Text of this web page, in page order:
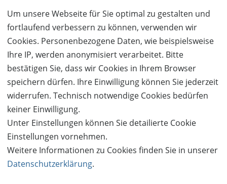
Um unsere Webseite für Sie optimal zu gestalten und
fortlaufend verbessern zu können, verwenden wir
Cookies. Personenbezogene Daten, wie beispielsweise
Ihre IP, werden anonymisiert verarbeitet. Bitte
bestätigen Sie, dass wir Cookies in Ihrem Browser
speichern dürfen. Ihre Einwilligung können Sie jederzeit
widerrufen. Technisch notwendige Cookies bedürfen
keiner Einwilligung.
Unter Einstellungen können Sie detailierte Cookie
Einstellungen vornehmen.
Weitere Informationen zu Cookies finden Sie in unserer
Datenschutzerklärung.
Vergangene Angebote
AUSVERKAUFT